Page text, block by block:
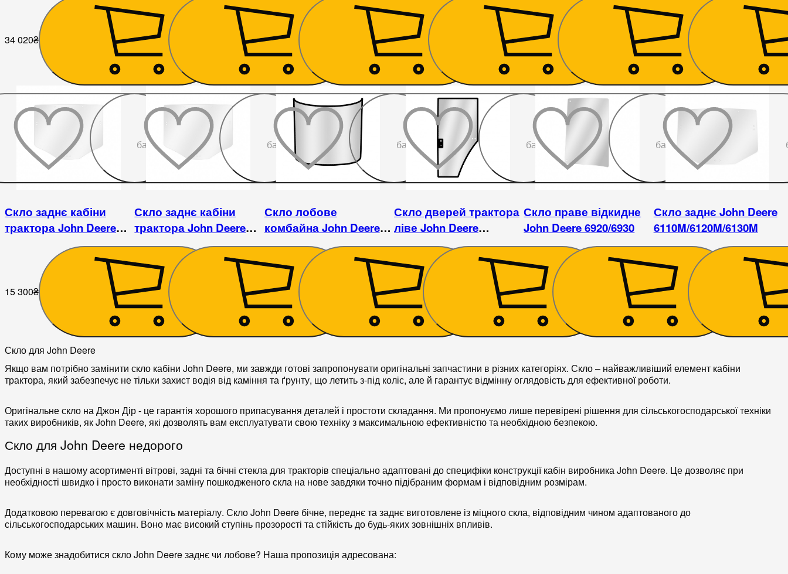
34 020₴ 18 900 ₴ 10 575 55 125 39 150 ₴ 26 100
бажаного
Скло заднє кабіни
трактора John Deere
15 300₴
бажаного
Скло заднє кабіни
трактора John Deere
7,8,9 R-seria
20 250 ₴
бажаного
Скло лобове
комбайна John Deere
9880STS
46 350
бажаного
Скло дверей трактора
ліве John Deere
7710/7800/7810
6 750₴
бажаного
Скло праве відкидне
John Deere 6920/6930
2 565 ₴
Скло заднє John Deere
6110M/6120M/6130M
11 700
Скло для John Deere
Якщо вам потрібно замінити скло кабіни John Deere, ми завжди готові запропонувати оригінальні запчастини в різних категоріях. Скло – найважливіший елемент кабіни
трактора, який забезпечує не тільки захист водія від каміння та ґрунту, що летить з-під коліс, але й гарантує відмінну оглядовість для ефективної роботи.
Оригінальне скло на Джон Дір - це гарантія хорошого припасування деталей і простоти складання. Ми пропонуємо лише перевірені рішення для сільськогосподарської техніки
таких виробників, як John Deere, які дозволять вам експлуатувати свою техніку з максимальною ефективністю та необхідною безпекою.
Скло для John Deere недорого
Доступні в нашому асортименті вітрові, задні та бічні стекла для тракторів спеціально адаптовані до специфіки конструкції кабін виробника John Deere. Це дозволяє при
необхідності швидко і просто виконати заміну пошкодженого скла на нове завдяки точно підібраним формам і відповідним розмірам.
Додатковою перевагою є довговічність матеріалу. Скло John Deere бічне, переднє та заднє виготовлене із міцного скла, відповідним чином адаптованого до
сільськогосподарських машин. Воно має високий ступінь прозорості та стійкість до будь-яких зовнішніх впливів.
Кому може знадобитися скло John Deere заднє чи лобове? Наша пропозиція адресована: